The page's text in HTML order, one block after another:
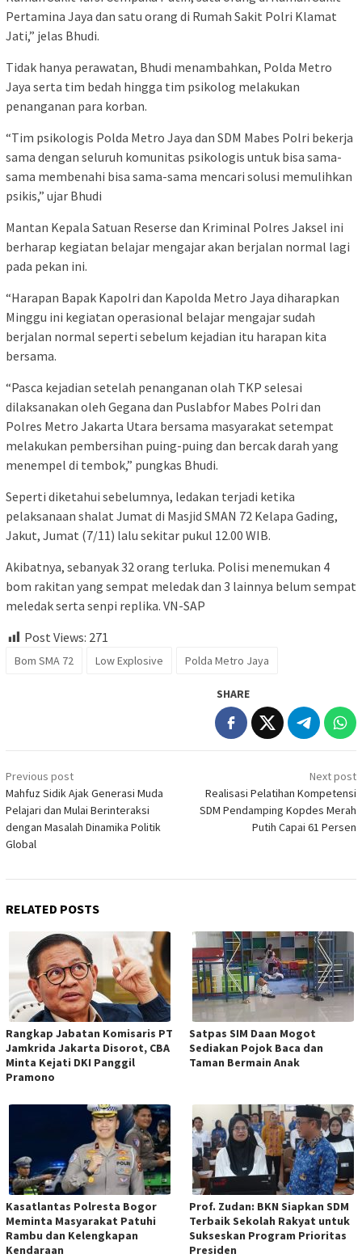
Pertamina Jaya dan satu orang di Rumah Sakit Polri Klamat
Jati,” jelas Bhudi.
Tidak hanya perawatan, Bhudi menambahkan, Polda Metro
Jaya serta tim bedah hingga tim psikolog melakukan
penanganan para korban.
“Tim psikologis Polda Metro Jaya dan SDM Mabes Polri bekerja
sama dengan seluruh komunitas psikologis untuk bisa sama-
sama membenahi bisa sama-sama mencari solusi memulihkan
psikis,” ujar Bhudi
Mantan Kepala Satuan Reserse dan Kriminal Polres Jaksel ini
berharap kegiatan belajar mengajar akan berjalan normal lagi
pada pekan ini.
“Harapan Bapak Kapolri dan Kapolda Metro Jaya diharapkan
Minggu ini kegiatan operasional belajar mengajar sudah
berjalan normal seperti sebelum kejadian itu harapan kita
bersama.
“Pasca kejadian setelah penanganan olah TKP selesai
dilaksanakan oleh Gegana dan Puslabfor Mabes Polri dan
Polres Metro Jakarta Utara bersama masyarakat setempat
melakukan pembersihan puing-puing dan bercak darah yang
menempel di tembok,” pungkas Bhudi.
Seperti diketahui sebelumnya, ledakan terjadi ketika
pelaksanaan shalat Jumat di Masjid SMAN 72 Kelapa Gading,
Jakut, Jumat (7/11) lalu sekitar pukul 12.00 WIB.
Akibatnya, sebanyak 32 orang terluka. Polisi menemukan 4
bom rakitan yang sempat meledak dan 3 lainnya belum sempat
meledak serta senpi replika. VN-SAP
Post Views: 271
Bom SMA 72 Low Explosive Polda Metro Jaya
SHARE
Post
navigation
Previous post
Mahfuz Sidik Ajak Generasi Muda
Pelajari dan Mulai Berinteraksi
dengan Masalah Dinamika Politik
Global
Next post
Realisasi Pelatihan Kompetensi
SDM Pendamping Kopdes Merah
Putih Capai 61 Persen
RELATED POSTS
Rangkap Jabatan Komisaris PT
Jamkrida Jakarta Disorot, CBA
Minta Kejati DKI Panggil
Pramono
Satpas SIM Daan Mogot
Sediakan Pojok Baca dan
Taman Bermain Anak
Kasatlantas Polresta Bogor
Meminta Masyarakat Patuhi
Rambu dan Kelengkapan
Kendaraan
Prof. Zudan: BKN Siapkan SDM
Terbaik Sekolah Rakyat untuk
Sukseskan Program Prioritas
Presiden